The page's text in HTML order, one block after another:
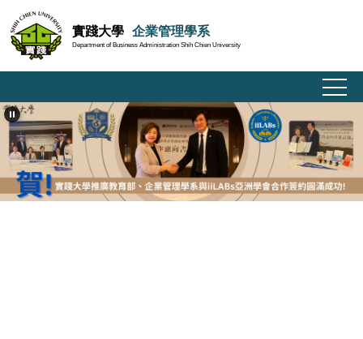
到
主
要
容
區
實踐大學 企業管理學系
Department of Business Administration Shih Chien University